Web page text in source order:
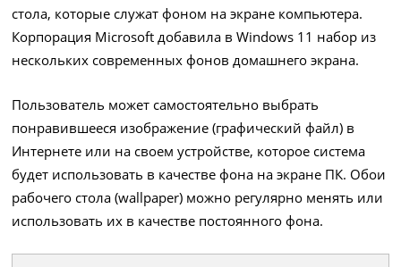
стола, которые служат фоном на экране компьютера.
Корпорация Microsoft добавила в Windows 11 набор из
нескольких современных фонов домашнего экрана.
Пользователь может самостоятельно выбрать
понравившееся изображение (графический файл) в
Интернете или на своем устройстве, которое система
будет использовать в качестве фона на экране ПК. Обои
рабочего стола (wallpaper) можно регулярно менять или
использовать их в качестве постоянного фона.